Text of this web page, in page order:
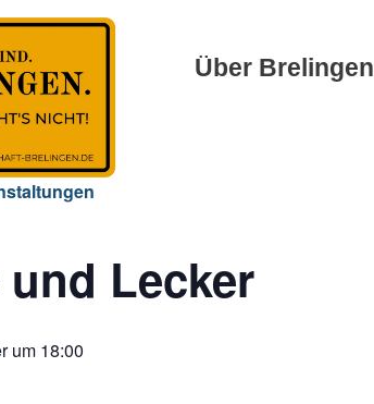
Über Brelingen
Lecker
um 18:00